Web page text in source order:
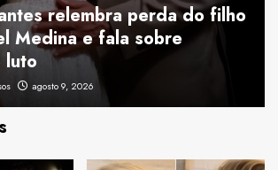
relembra perda do filho
Medina e fala sobre
luto
agosto 9, 2026